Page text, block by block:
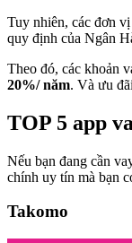
Tuy nhiên, các đơn
quy định của Ngân
Theo đó, các khoản
20%/ năm. Và ưu
TOP 5 app
Nếu bạn đang cần
chính uy tín mà bạn
Takomo